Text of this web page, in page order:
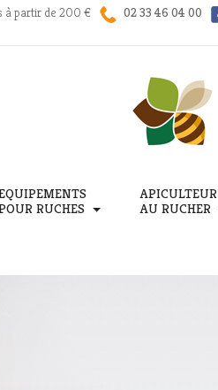
à partir de 200 € 02 33 46 04 00
RUCHES
APICULTEUR
AU RUCHER